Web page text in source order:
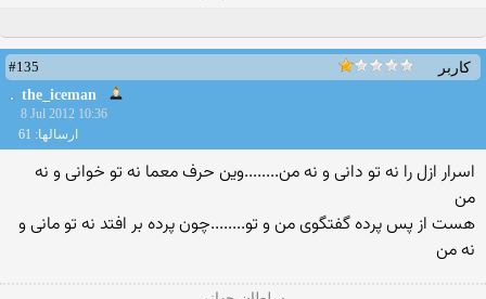
کاربر
#135
the_iceman
8 Jul 2012 10:36
ارسالها: 61
اسرار ازل را نه تو دانی و نه من........وین حرف معما نه تو خوانی و نه
من
هست از پس پرده گفتگوی من و تو........چون پرده بر افتد نه تو مانی و
نه من